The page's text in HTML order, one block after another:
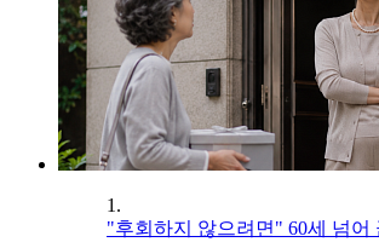
1.
"후회하지 않으려면" 60세 넘어